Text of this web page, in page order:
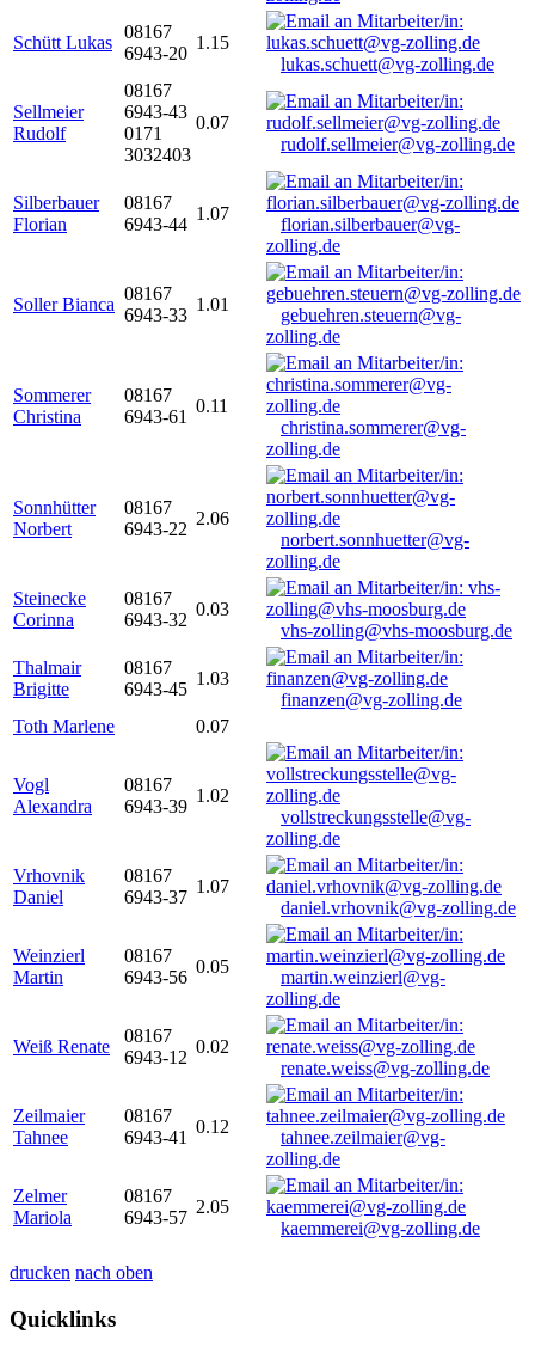
Schütt Lukas
08167
6943-20
1.15
lukas.schuett@vg-zolling.de
Sellmeier
Rudolf
08167
6943-43
0171
3032403
0.07
rudolf.sellmeier@vg-zolling.de
Silberbauer
Florian
08167
6943-44
1.07
florian.silberbauer@vg-
zolling.de
Soller Bianca
08167
6943-33
1.01
gebuehren.steuern@vg-
zolling.de
Sommerer
Christina
08167
6943-61
0.11
christina.sommerer@vg-
zolling.de
Sonnhütter
Norbert
08167
6943-22
2.06
norbert.sonnhuetter@vg-
zolling.de
Steinecke
Corinna
08167
6943-32
0.03
vhs-zolling@vhs-moosburg.de
Thalmair
Brigitte
08167
6943-45
1.03
finanzen@vg-zolling.de
Toth Marlene
0.07
Vogl
Alexandra
08167
6943-39
1.02
vollstreckungsstelle@vg-
zolling.de
Vrhovnik
Daniel
08167
6943-37
1.07
daniel.vrhovnik@vg-zolling.de
Weinzierl
Martin
08167
6943-56
0.05
martin.weinzierl@vg-
zolling.de
Weiß Renate
08167
6943-12
0.02
renate.weiss@vg-zolling.de
Zeilmaier
Tahnee
08167
6943-41
0.12
tahnee.zeilmaier@vg-
zolling.de
Zelmer
Mariola
08167
6943-57
2.05
kaemmerei@vg-zolling.de
drucken nach oben
Quicklinks